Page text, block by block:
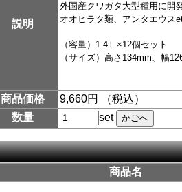
説明
外国産クワガタ大型種用に開
オオヒラタ類、アンタエウス
（容量）1.4Ｌ×12個セット
（サイズ）高さ134mm、幅
商品価格
9,660円 （税込）
数量
set
商品名